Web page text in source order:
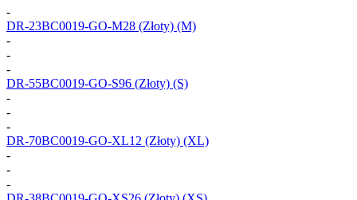
-
DR-23BC0019-GO-M28 (Złoty) (M)
-
-
-
DR-55BC0019-GO-S96 (Złoty) (S)
-
-
-
DR-70BC0019-GO-XL12 (Złoty) (XL)
-
-
-